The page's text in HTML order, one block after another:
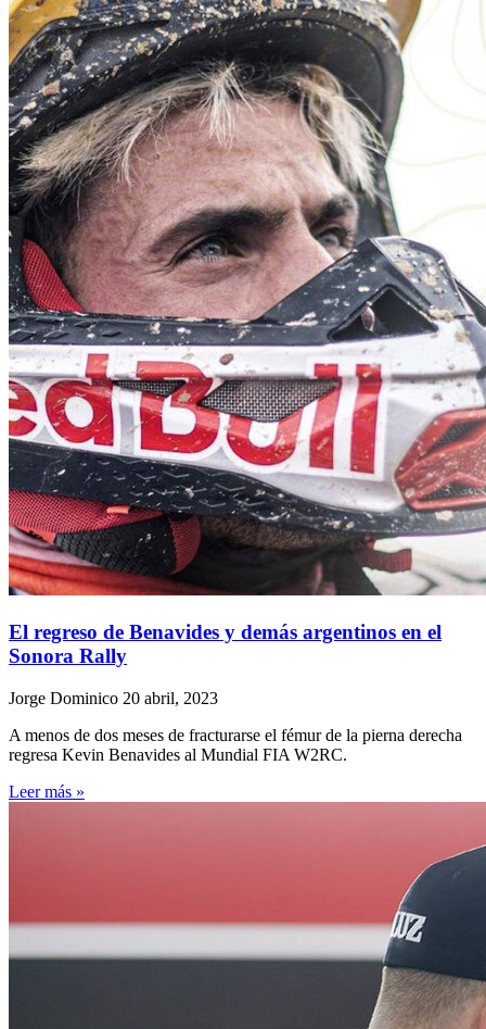
El regreso de Benavides y demás argentinos en el
Sonora Rally
Jorge Dominico 20 abril, 2023
A menos de dos meses de fracturarse el fémur de la pierna derecha
regresa Kevin Benavides al Mundial FIA W2RC.
Leer más »